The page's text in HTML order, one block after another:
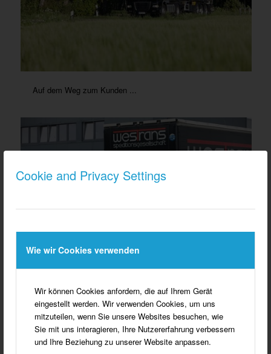
Cookie and Privacy Settings
Wie wir Cookies verwenden
Wir können Cookies anfordern, die auf Ihrem Gerät
eingestellt werden. Wir verwenden Cookies, um uns
mitzuteilen, wenn Sie unsere Websites besuchen, wie
Sie mit uns interagieren, Ihre Nutzererfahrung verbessern
und Ihre Beziehung zu unserer Website anpassen.
Auf dem Weg zum Kunden ...
Mitnahmestapler sparen Zeit und Geld!